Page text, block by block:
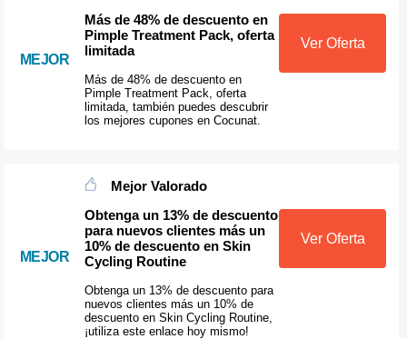
MEJOR
Más de 48% de descuento en
Pimple Treatment Pack, oferta
limitada
Más de 48% de descuento en
Pimple Treatment Pack, oferta
limitada, también puedes descubrir
los mejores cupones en Cocunat.
Ver Oferta
MEJOR
Mejor Valorado
Obtenga un 13% de descuento
para nuevos clientes más un
10% de descuento en Skin
Cycling Routine
Obtenga un 13% de descuento para
nuevos clientes más un 10% de
descuento en Skin Cycling Routine,
¡utiliza este enlace hoy mismo!
Ver Oferta